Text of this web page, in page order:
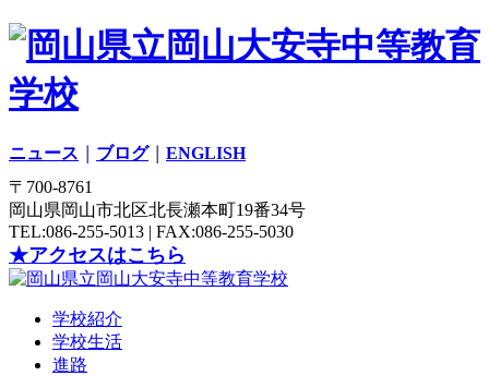
ニュース ブログ｜ ENGLISH
〒700-8761
岡山県岡山市北区北長瀬本町19番34号
TEL:086-255-5013 | FAX:086-255-5030
★アクセスはこちら
学校紹介
学校生活
進路